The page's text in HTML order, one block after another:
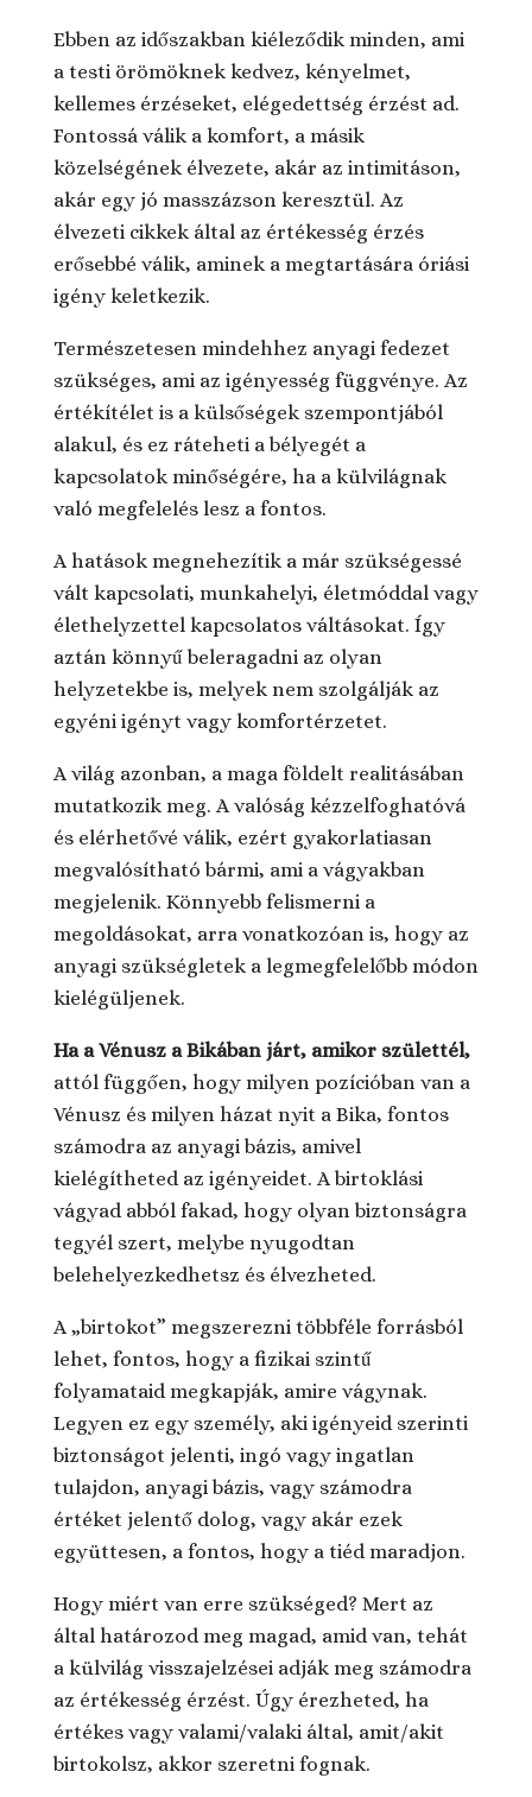
Ebben az időszakban kiéleződik minden, ami
a testi örömöknek kedvez, kényelmet,
kellemes érzéseket, elégedettség érzést ad.
Fontossá válik a komfort, a másik
közelségének élvezete, akár az intimitáson,
akár egy jó masszázson keresztül. Az
élvezeti cikkek által az értékesség érzés
erősebbé válik, aminek a megtartására óriási
igény keletkezik.
Természetesen mindehhez anyagi fedezet
szükséges, ami az igényesség függvénye. Az
értékítélet is a külsőségek szempontjából
alakul, és ez ráteheti a bélyegét a
kapcsolatok minőségére, ha a külvilágnak
való megfelelés lesz a fontos.
A hatások megnehezítik a már szükségessé
vált kapcsolati, munkahelyi, életmóddal vagy
élethelyzettel kapcsolatos váltásokat. Így
aztán könnyű beleragadni az olyan
helyzetekbe is, melyek nem szolgálják az
egyéni igényt vagy komfortérzetet.
A világ azonban, a maga földelt realitásában
mutatkozik meg. A valóság kézzelfoghatóvá
és elérhetővé válik, ezért gyakorlatiasan
megvalósítható bármi, ami a vágyakban
megjelenik. Könnyebb felismerni a
megoldásokat, arra vonatkozóan is, hogy az
anyagi szükségletek a legmegfelelőbb módon
kielégüljenek.
Ha a Vénusz a Bikában járt, amikor születtél,
attól függően, hogy milyen pozícióban van a
Vénusz és milyen házat nyit a Bika, fontos
számodra az anyagi bázis, amivel
kielégítheted az igényeidet. A birtoklási
vágyad abból fakad, hogy olyan biztonságra
tegyél szert, melybe nyugodtan
belehelyezkedhetsz és élvezheted.
A „birtokot” megszerezni többféle forrásból
lehet, fontos, hogy a fizikai szintű
folyamataid megkapják, amire vágynak.
Legyen ez egy személy, aki igényeid szerinti
biztonságot jelenti, ingó vagy ingatlan
tulajdon, anyagi bázis, vagy számodra
értéket jelentő dolog, vagy akár ezek
együttesen, a fontos, hogy a tiéd maradjon.
Hogy miért van erre szükséged? Mert az
által határozod meg magad, amid van, tehát
a külvilág visszajelzései adják meg számodra
az értékesség érzést. Úgy érezheted, ha
értékes vagy valami/valaki által, amit/akit
birtokolsz, akkor szeretni fognak.